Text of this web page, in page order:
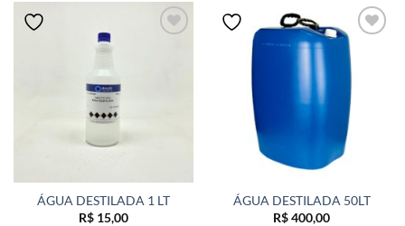
ÁGUA DESTILADA 1 LT
R$ 15,00
ÁGUA DESTILADA 50LT
R$400,00